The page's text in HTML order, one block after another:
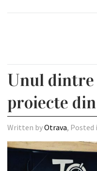
Unul dintre
proiecte
Written byOtrava, Posted